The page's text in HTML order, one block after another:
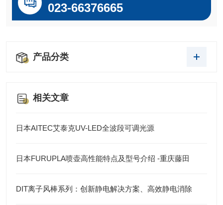
023-66376665
产品分类
相关文章
日本AITEC艾泰克UV-LED全波段可调光源
日本FURUPLA喷壶高性能特点及型号介绍 -重庆藤田
DIT离子风棒系列：创新静电解决方案、高效静电消除